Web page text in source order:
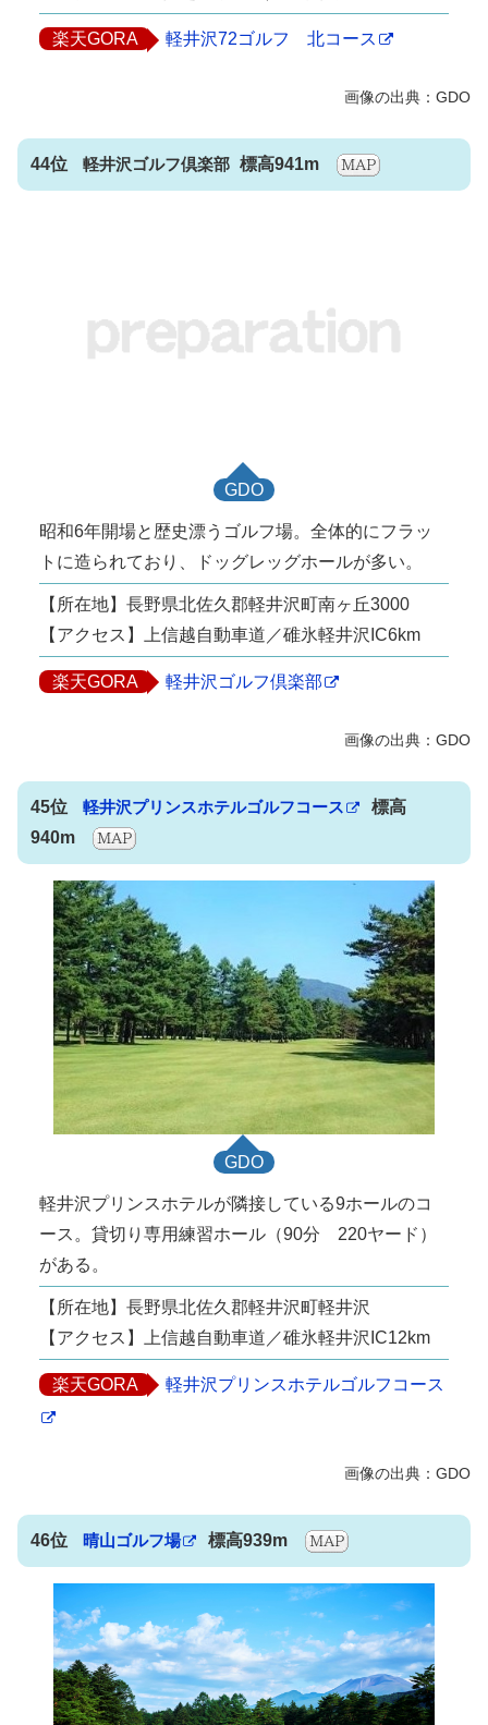
楽天GORA 軽井沢72ゴルフ 北コース
44位 軽井沢ゴルフ倶楽部 標高941m
GDO
昭和6年開場と歴史漂うゴルフ場。全体的にフラッ
トに造られており、ドッグレッグホールが多い。
【所在地】長野県北佐久郡軽井沢町南ヶ丘3000
【アクセス】上信越自動車道／碓氷軽井沢IC6km
楽天GORA 軽井沢ゴルフ倶楽部
45位 軽井沢プリンスホテルゴルフコース
標高
940m
GDO
軽井沢プリンスホテルが隣接している9ホールのコ
ース。貸切り専用練習ホール（90分 220ヤード）
がある。
【所在地】長野県北佐久郡軽井沢町軽井沢
【アクセス】上信越自動車道／碓氷軽井沢IC12km
楽天GORA 軽井沢プリンスホテルゴルフコース
46位 晴山ゴルフ場 標高939m